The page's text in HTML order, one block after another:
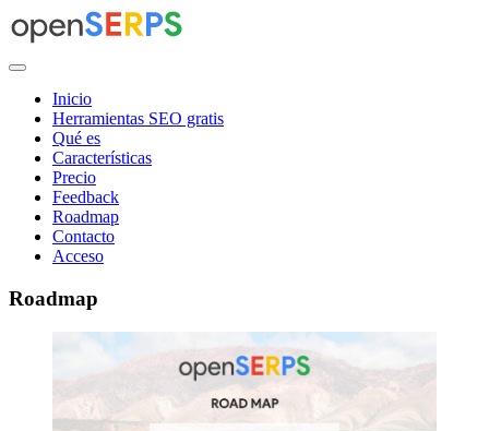
Saltar
al
Inicio
Herramientas SEO gratis
Qué es
Características
Precio
Feedback
Roadmap
Contacto
Acceso
Roadmap